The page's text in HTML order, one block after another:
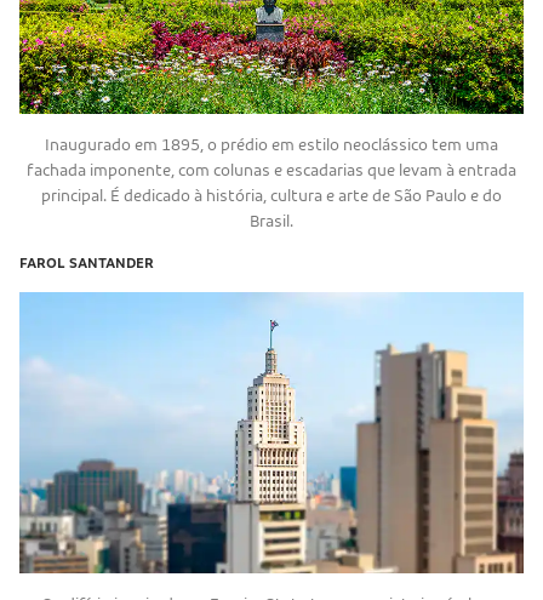
Inaugurado em 1895, o prédio em estilo neoclássico tem uma
fachada imponente, com colunas e escadarias que levam à entrada
principal. É dedicado à história, cultura e arte de São Paulo e do
Brasil.
FAROL SANTANDER